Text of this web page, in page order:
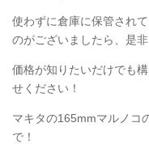
使わずに倉庫に保管され
のがございましたら、是
価格が知りたいだけでも
せください！
マキタの165mmマルノコ
で！